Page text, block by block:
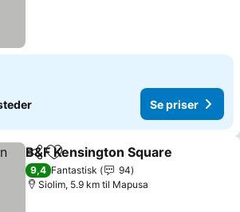
Se priser
Del Legg til i favoritter
B&F Kensington Square
9,4 Fantastisk
94
Siolim, 5.9 km til Mapusa